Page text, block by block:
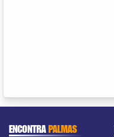
ENCONTRAPALMAS